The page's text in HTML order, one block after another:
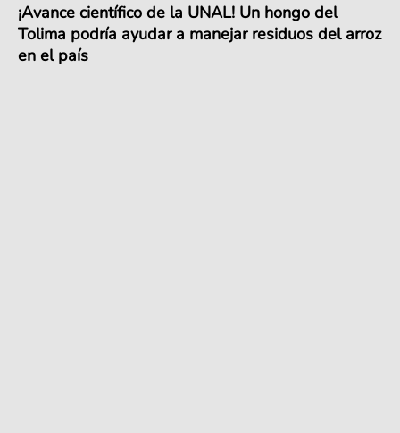
¡Avance científico de la UNAL! Un hongo del
Tolima podría ayudar a manejar residuos del arroz
en el país